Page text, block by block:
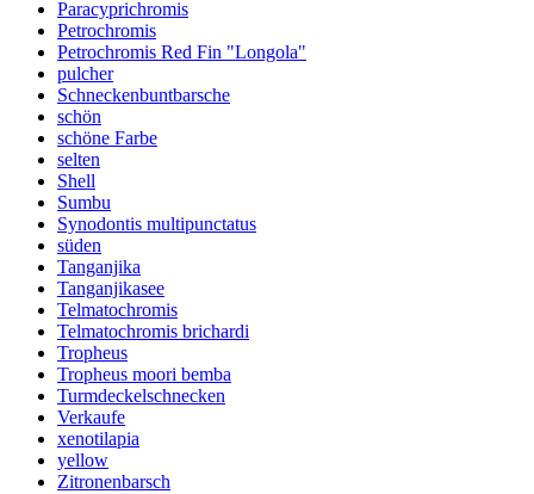
Paracyprichromis
Petrochromis
Petrochromis Red Fin "Longola"
pulcher
Schneckenbuntbarsche
schön
schöne Farbe
selten
Shell
Sumbu
Synodontis multipunctatus
süden
Tanganjika
Tanganjikasee
Telmatochromis
Telmatochromis brichardi
Tropheus
Tropheus moori bemba
Turmdeckelschnecken
Verkaufe
xenotilapia
yellow
Zitronenbarsch